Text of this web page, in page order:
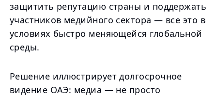
защитить репутацию страны и поддержать
участников медийного сектора — все это в
условиях быстро меняющейся глобальной
среды.
Решение иллюстрирует долгосрочное
видение ОАЭ: медиа — не просто